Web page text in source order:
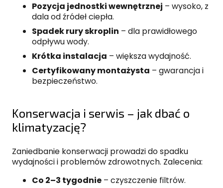
Pozycja jednostki wewnętrznej – wysoko, z
dala od źródeł ciepła.
Spadek rury skroplin – dla prawidłowego
odpływu wody.
Krótka instalacja – większa wydajność.
Certyfikowany montażysta – gwarancja i
bezpieczeństwo.
Konserwacja i serwis – jak dbać o
klimatyzację?
Zaniedbanie konserwacji prowadzi do spadku
wydajności i problemów zdrowotnych. Zalecenia:
Co 2–3 tygodnie – czyszczenie filtrów.